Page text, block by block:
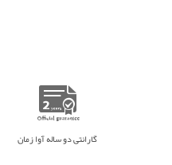
گارانتی دو ساله آوا زمان